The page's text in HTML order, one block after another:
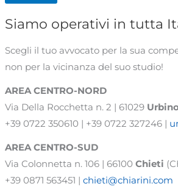
Siamo operativi in tutta
Scegli il tuo avvocato per la sua
non per la vicinanza del suo studio!
AREA CENTRO-NORD
Via Della Rocchetta n. 2 | 61029
+39 0722 350610 | +39 0722 327246 |
AREA CENTRO-SUD
Via Colonnetta n. 106 | 66100 Chieti
+39 0871 563451 | chieti@chiarini.com